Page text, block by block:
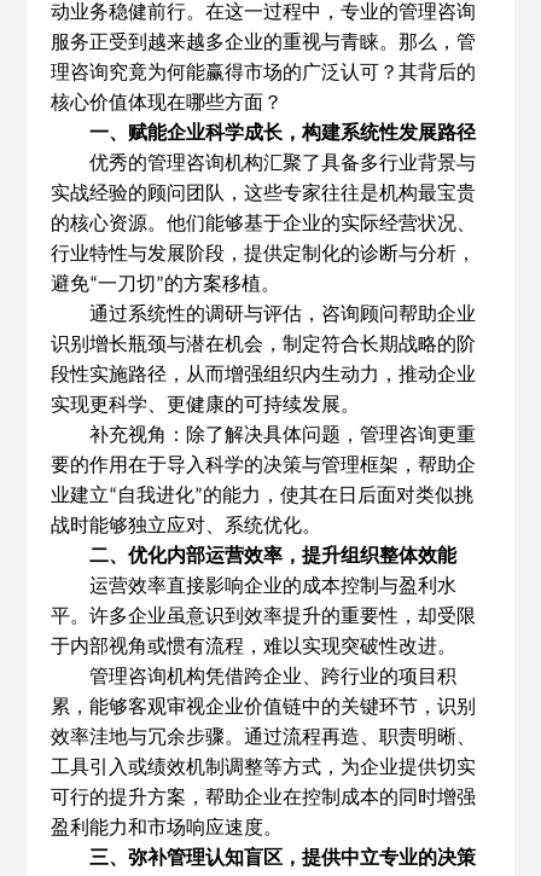
动业务稳健前行。在这一过程中，专业的管理咨询
服务正受到越来越多企业的重视与青睐。那么，管
理咨询究竟为何能赢得市场的广泛认可？其背后的
核心价值体现在哪些方面？
一、赋能企业科学成长，构建系统性发展路径
优秀的管理咨询机构汇聚了具备多行业背景与
实战经验的顾问团队，这些专家往往是机构最宝贵
的核心资源。他们能够基于企业的实际经营状况、
行业特性与发展阶段，提供定制化的诊断与分析，
避免“一刀切”的方案移植。
通过系统性的调研与评估，咨询顾问帮助企业
识别增长瓶颈与潜在机会，制定符合长期战略的阶
段性实施路径，从而增强组织内生动力，推动企业
实现更科学、更健康的可持续发展。
补充视角：除了解决具体问题，管理咨询更重
要的作用在于导入科学的决策与管理框架，帮助企
业建立“自我进化”的能力，使其在日后面对类似挑
战时能够独立应对、系统优化。
二、优化内部运营效率，提升组织整体效能
运营效率直接影响企业的成本控制与盈利水
平。许多企业虽意识到效率提升的重要性，却受限
于内部视角或惯有流程，难以实现突破性改进。
管理咨询机构凭借跨企业、跨行业的项目积
累，能够客观审视企业价值链中的关键环节，识别
效率洼地与冗余步骤。通过流程再造、职责明晰、
工具引入或绩效机制调整等方式，为企业提供切实
可行的提升方案，帮助企业在控制成本的同时增强
盈利能力和市场响应速度。
三、弥补管理认知盲区，提供中立专业的决策